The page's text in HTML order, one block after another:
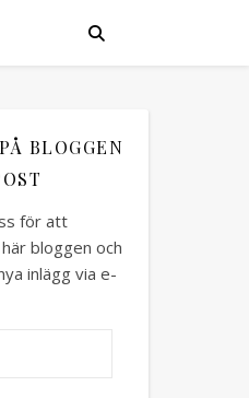
BLOGGEN
för att
bloggen och
inlägg via e-